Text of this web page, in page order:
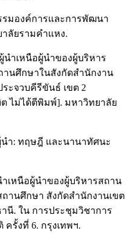
รมองค์การและการพัฒนา
าลัยรามคำแหง.
นำเหนือผู้นำของผู้บริหาร
นศึกษาในสังกัดสำนักงาน
ะจวบคีรีขันธ์ เขต 2
ไม่ได้ตีพิมพ์]. มหาวิทยาลัย
นำ: ทฤษฎี และนานาทัศนะ
ำเหนือผู้นำของผู้บริหารสถาน
านศึกษา สังกัดสำนักงานเขต
. ใน การประชุมวิชาการ
ครั้งที่ 6. กรุงเทพฯ.